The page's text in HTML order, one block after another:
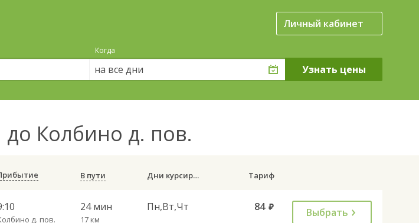
Личный кабинет
Когда
на все дни
до Колбино д. пов.
В пути Дни курсирования Тариф
д. пов.
24 мин
17 км
Пн,Вт,Чт 84 руб. Выбрать